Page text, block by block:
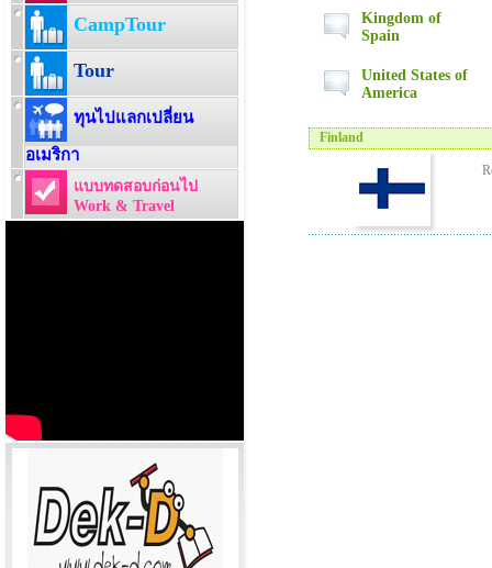
CampTour
Tour
ทุนไปแลกเปลี่ยน
อเมริกา
แบบทดสอบก่อนไป
Work & Travel
Kingdom of
Spain
United States of
America
Finland